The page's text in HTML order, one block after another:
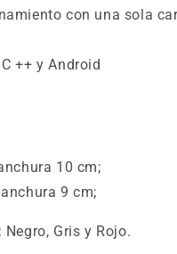
con una sola
++ y Android
10 cm;
9 cm;
Gris y Rojo.